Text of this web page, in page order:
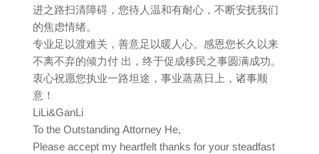
进之路扫清障碍，您待人温和有耐心，不断安抚我们
的焦虑情绪。
专业足以渡难关，善意足以暖人心。感恩您长久以来
不离不弃的倾力付 出，终于促成移民之事圆满成功。
衷心祝愿您执业一路坦途，事业蒸蒸日上，诸事顺
意！
LiLi&GanLi
To the Outstanding Attorney He,
Please accept my heartfelt thanks for your steadfast